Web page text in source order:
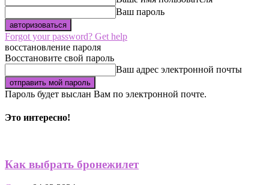
Ваш пароль
Forgot your password? Get help
восстановление пароля
Восстановите свой пароль
Ваш адрес электронной почты
Пароль будет выслан Вам по электронной почте.
Это интересно!
Как выбрать бронежилет